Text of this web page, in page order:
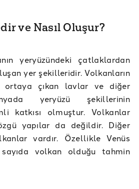
ve Nasıl Oluşur?
yeryüzündeki çatlaklardan
yer şekilleridir. Volkanların
ortaya çıkan lavlar ve diğer
yeryüzü şekillerinin
katkısı olmuştur. Volkanlar
yapılar da değildir. Diğer
vardır. Özellikle Venüs
volkan olduğu tahmin